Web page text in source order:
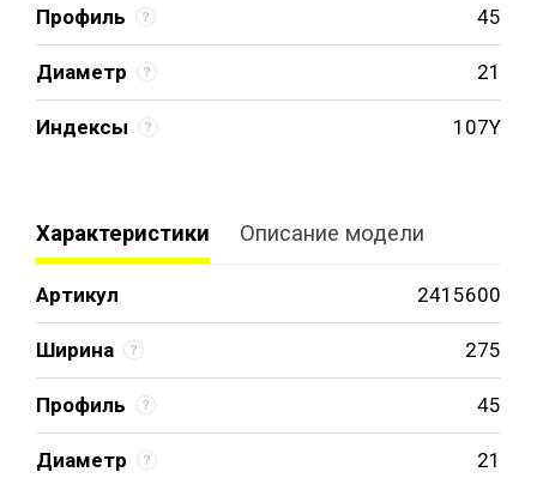
Профиль 45
Диаметр 21
Индексы 107Y
Характеристики Описание модели
Артикул 2415600
Ширина 275
Профиль 45
Диаметр 21